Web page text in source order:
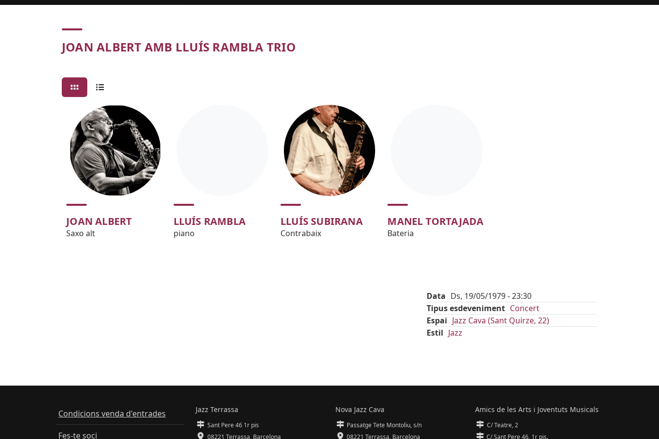
Concert
JOAN ALBERT AMB LLUÍS RAMBLA TRIO
JOAN ALBERT
Saxo alt
LLUÍS RAMBLA
piano
LLUÍS SUBIRANA
Contrabaix
MANEL TORTAJADA
Bateria
Data Ds, 19/05/1979 - 23:30
Tipus esdeveniment Concert
Espai Jazz Cava (Sant Quirze, 22)
Estil Jazz
Condicions venda d'entrades
Fes-te soci
Jazz Terrassa
Sant Pere 46 1r pis
08221 Terrassa, Barcelona
Nova Jazz Cava
Passatge Tete Montoliu, s/n
08221 Terrassa, Barcelona
Amics de les Arts i Joventuts Musicals
C/ Teatre, 2
C/ Sant Pere 46, 1r pis.